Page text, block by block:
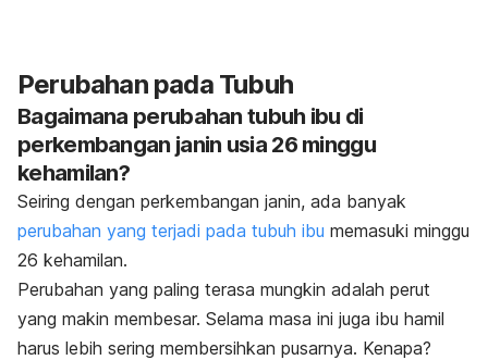
Perubahan pada Tubuh
Bagaimana perubahan tubuh ibu di
perkembangan janin usia 26 minggu
kehamilan?
Seiring dengan perkembangan janin, ada banyak
perubahan yang terjadi pada tubuh ibu memasuki minggu
26 kehamilan.
Perubahan yang paling terasa mungkin adalah perut
yang makin membesar. Selama masa ini juga ibu hamil
harus lebih sering membersihkan pusarnya. Kenapa?